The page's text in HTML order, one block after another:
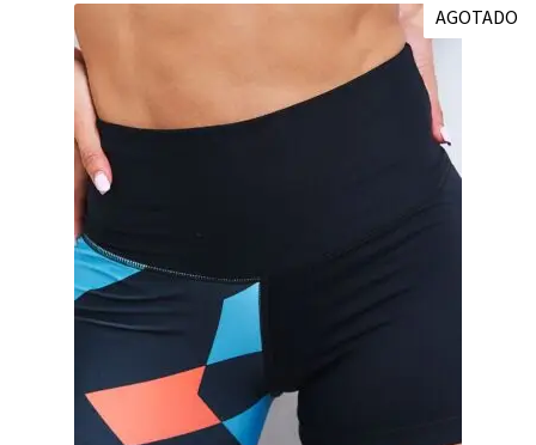
AGOTADO